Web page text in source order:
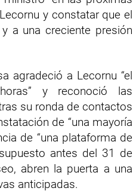
y constatar que el
a una creciente presión
agradeció a Lecornu “el
y reconoció las
su ronda de contactos
de “una mayoría
de “una plataforma de
antes del 31 de
abren la puerta a una
anticipadas.